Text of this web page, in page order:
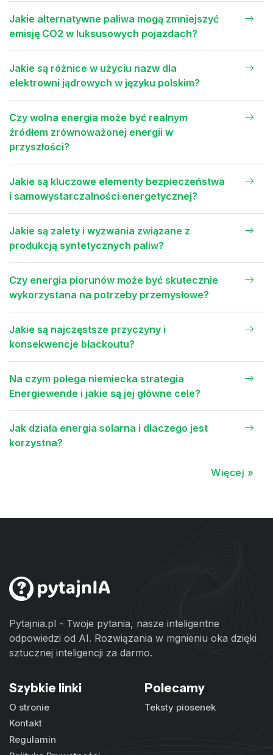
Jakie alternatywne paliwa mogą zmniejszyć
emisję CO2 w luksusowych pojazdach?
Jakie są różnice w użyciu nazw dla
elektrowni jądrowych w języku polskim?
Czy wolna energia może być realnym
źródłem zrównoważonej energii w
przyszłości?
Jakie są kluczowe elementy bezpieczeństwa
i samowystarczalności energetycznej?
Jakie są zalety i wyzwania związane z
produkcją syntetycznych paliw?
Czy energia piorunów może być skutecznie
wykorzystana na potrzeby przemysłowe?
Jakie są najczęstsze przyczyny i
konsekwencje blackoutu?
Na czym polega niemiecka strategia
Energiewende i jakie są jej główne cele?
Jak działa energia solarna i dlaczego jest
korzystna?
Więcej »
Pytajnia.pl - Twoje pytania, nasze inteligentne
odpowiedzi od AI. Rozwiązania w mgnieniu oka dzięki
sztucznej inteligencji za darmo.
Szybkie linki
O stronie
Kontakt
Regulamin
Polecamy
Teksty piosenek